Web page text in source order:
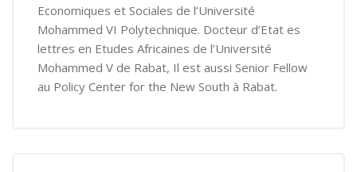
Economiques et Sociales de l’Université
Mohammed VI Polytechnique. Docteur d’Etat es
lettres en Etudes Africaines de l’Université
Mohammed V de Rabat, Il est aussi Senior Fellow
au Policy Center for the New South à Rabat.